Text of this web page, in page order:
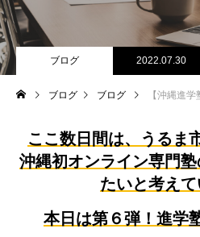
ブログ 2022.07.30
ブログ ブログ 【沖縄進学
ここ数日間は、うるま
沖縄初オンライン専門
たいと考えて
本日は第６弾！進学